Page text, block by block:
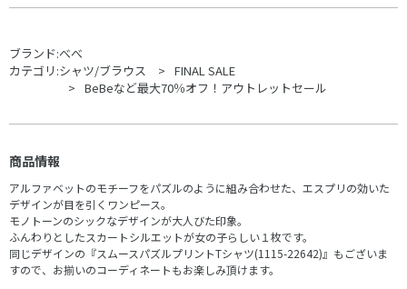
ブランド:べべ
カテゴリ:シャツ/ブラウス
FINAL SALE
BeBeなど最大70％オフ！アウトレットセール
商品情報
アルファベットのモチーフをパズルのように組み合わせた、エスプリの効いた
デザインが目を引くワンピース。
モノトーンのシックなデザインが大人びた印象。
ふんわりとしたスカートシルエットが女の子らしい１枚です。
同じデザインの『スムースパズルプリントTシャツ(1115-22642)』もございま
すので、お揃いのコーディネートもお楽しみ頂けます。